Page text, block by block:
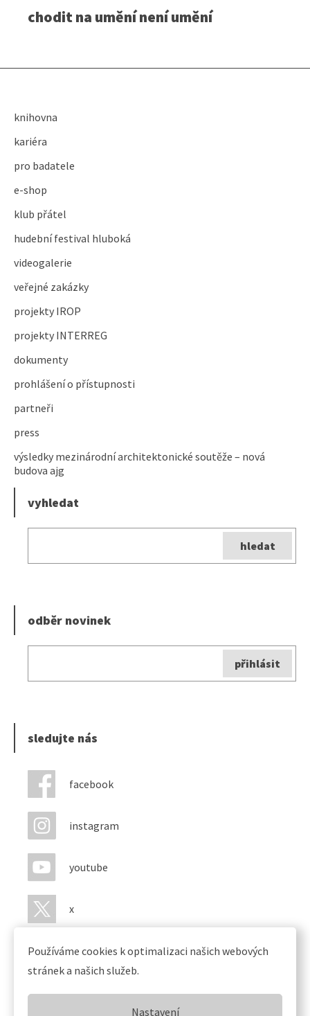
chodit na umění není umění
knihovna
kariéra
pro badatele
e-shop
klub přátel
hudební festival hluboká
videogalerie
veřejné zakázky
projekty IROP
projekty INTERREG
dokumenty
prohlášení o přístupnosti
partneři
press
výsledky mezinárodní architektonické soutěže – nová
budova ajg
vyhledat
odběr novinek
sledujte nás
facebook
instagram
youtube
x
Používáme cookies k optimalizaci našich webových
stránek a našich služeb.
Nastavení